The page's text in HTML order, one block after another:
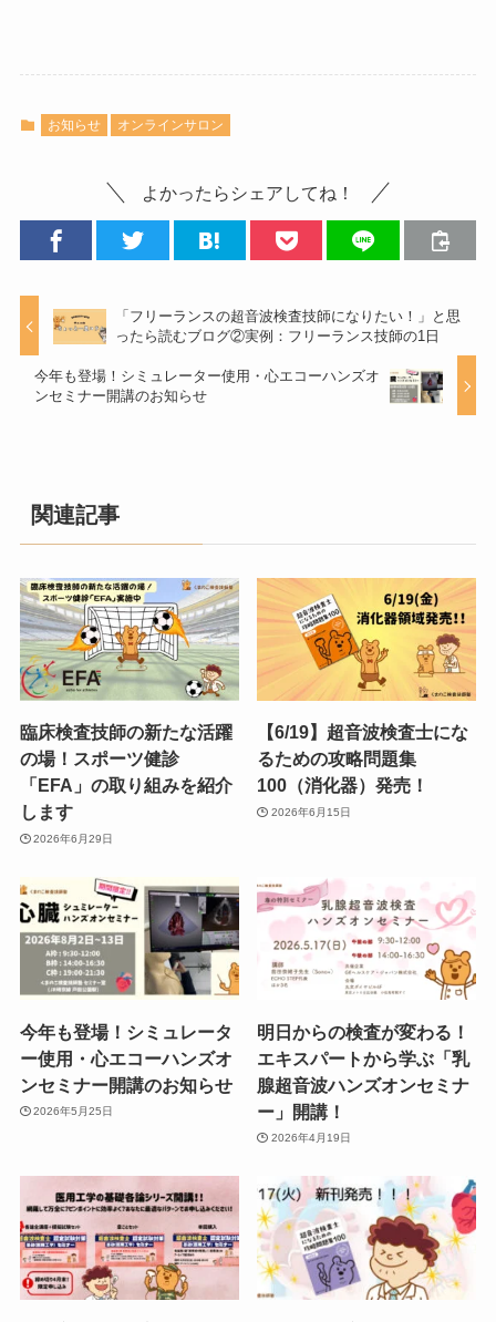
お知らせ オンラインサロン
よかったらシェアしてね！
「フリーランスの超音波検査技師になりたい！」と思
ったら読むブログ②実例：フリーランス技師の1日
今年も登場！シミュレーター使用・心エコーハンズオ
ンセミナー開講のお知らせ
関連記事
臨床検査技師の新たな活躍
の場！スポーツ健診
「EFA」の取り組みを紹介
します
2026年6月29日
【6/19】超音波検査士にな
るための攻略問題集
100（消化器）発売！
2026年6月15日
今年も登場！シミュレータ
ー使用・心エコーハンズオ
ンセミナー開講のお知らせ
2026年5月25日
明日からの検査が変わる！
エキスパートから学ぶ「乳
腺超音波ハンズオンセミナ
ー」開講！
2026年4月19日